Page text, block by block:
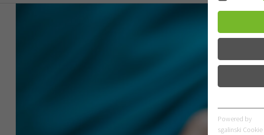
Essentielle
benötigt.
Powered by
sgalinski